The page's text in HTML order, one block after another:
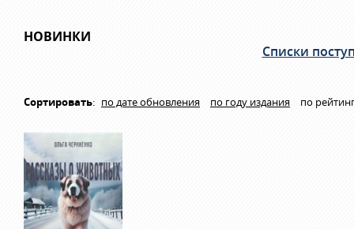
НОВИНКИ
Списки
Сортировать: по дате обновления по году издания по